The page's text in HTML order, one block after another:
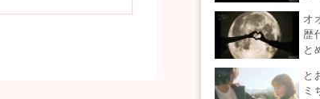
【
い
オ
歴
と
現
と
ミ